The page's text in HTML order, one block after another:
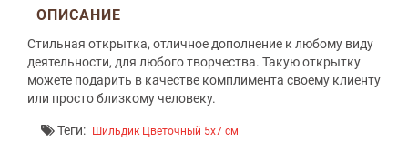
ОПИСАНИЕ
Стильная открытка, отличное дополнение к любому виду
деятельности, для любого творчества. Такую открытку
можете подарить в качестве комплимента своему клиенту
или просто близкому человеку.
Теги: Шильдик Цветочный 5x7 см